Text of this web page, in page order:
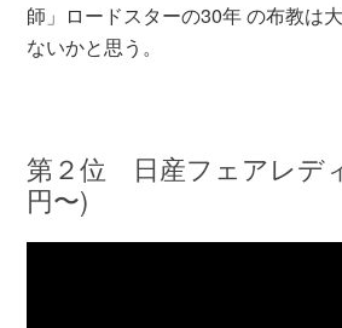
師」ロードスターの30年 の布教は
ないかと思う。
第２位 日産フェアレデ
円〜)